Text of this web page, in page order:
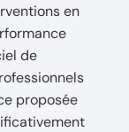
en
de
proposée